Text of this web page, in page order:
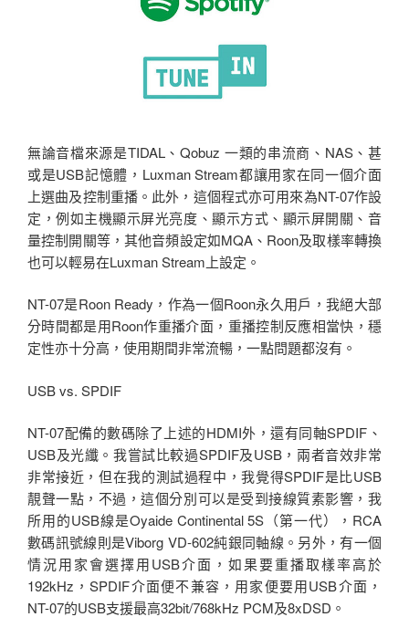
無論音檔來源是TIDAL、Qobuz 一類的串流商、NAS、甚
或是USB記憶體，Luxman Stream都讓用家在同一個介面
上選曲及控制重播。此外，這個程式亦可用來為NT-07作設
定，例如主機顯示屏光亮度、顯示方式、顯示屏開關、音
量控制開關等，其他音頻設定如MQA、Roon及取樣率轉換
也可以輕易在Luxman Stream上設定。
NT-07是Roon Ready，作為一個Roon永久用戶，我絕大部
分時間都是用Roon作重播介面，重播控制反應相當快，穩
定性亦十分高，使用期間非常流暢，一點問題都沒有。
USB vs. SPDIF
NT-07配備的數碼除了上述的HDMI外，還有同軸SPDIF、
USB及光纖。我嘗試比較過SPDIF及USB，兩者音效非常
非常接近，但在我的測試過程中，我覺得SPDIF是比USB
靚聲一點，不過，這個分別可以是受到接線質素影響，我
所用的USB線是Oyaide Continental 5S（第一代），RCA
數碼訊號線則是Viborg VD-602純銀同軸線。另外，有一個
情況用家會選擇用USB介面，如果要重播取樣率高於
192kHz，SPDIF介面便不兼容，用家便要用USB介面，
NT-07的USB支援最高32bit/768kHz PCM及8xDSD。